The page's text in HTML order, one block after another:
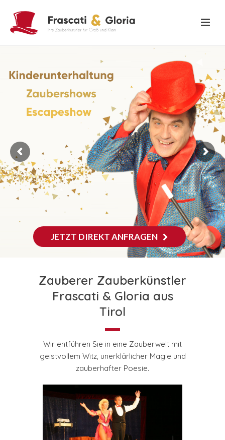
JETZT DIREKT ANFRAGEN
Zauberer Zauberkünstler
Frascati & Gloria aus
Tirol
Wir entführen Sie in eine Zauberwelt mit
geistvollem Witz, unerklärlicher Magie und
zauberhafter Poesie.